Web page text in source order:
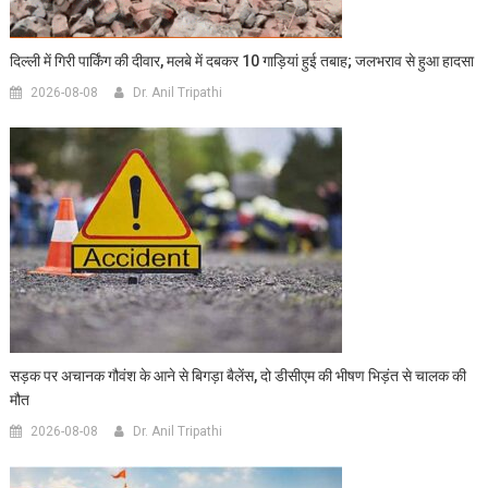
दिल्ली में गिरी पार्किंग की दीवार, मलबे में दबकर 10 गाड़ियां हुई तबाह; जलभराव से हुआ हादसा
2026-08-08 Dr. Anil Tripathi
सड़क पर अचानक गौवंश के आने से बिगड़ा बैलेंस, दो डीसीएम की भीषण भिड़ंत से चालक की
मौत
2026-08-08 Dr. Anil Tripathi